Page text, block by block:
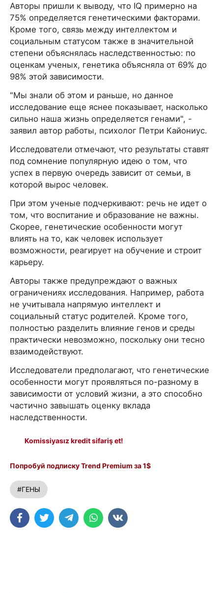
Авторы пришли к выводу, что IQ примерно на
75% определяется генетическими факторами.
Кроме того, связь между интеллектом и
социальным статусом также в значительной
степени объяснялась наследственностью: по
оценкам ученых, генетика объясняла от 69% до
98% этой зависимости.
"Мы знали об этом и раньше, но данное
исследование еще яснее показывает, насколько
сильно наша жизнь определяется генами", -
заявил автор работы, психолог Петри Кайониус.
Исследователи отмечают, что результаты ставят
под сомнение популярную идею о том, что
успех в первую очередь зависит от семьи, в
которой вырос человек.
При этом ученые подчеркивают: речь не идет о
том, что воспитание и образование не важны.
Скорее, генетические особенности могут
влиять на то, как человек использует
возможности, реагирует на обучение и строит
карьеру.
Авторы также предупреждают о важных
ограничениях исследования. Например, работа
не учитывала напрямую интеллект и
социальный статус родителей. Кроме того,
полностью разделить влияние генов и среды
практически невозможно, поскольку они тесно
взаимодействуют.
Исследователи предполагают, что генетические
особенности могут проявляться по-разному в
зависимости от условий жизни, а это способно
частично завышать оценку вклада
наследственности.
Komissiyasız kredit sifariş et!
Попробуй подписку Trend Premium за 1$
#ГЕНЫ